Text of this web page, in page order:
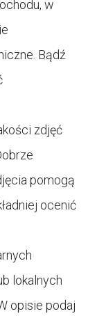
w
Bądź
zdjęć
pomogą
ocenić
lokalnych
opisie podaj